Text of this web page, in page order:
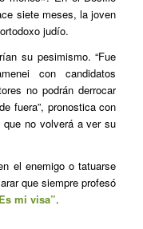
siete meses, la joven
judío.
su pesimismo. “Fue
con candidatos
no podrán derrocar
fuera”, pronostica con
no volverá a ver su
el enemigo o tatuarse
que siempre profesó
mi visa”.